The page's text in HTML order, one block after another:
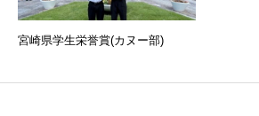
宮崎県学生栄誉賞(カヌー部)